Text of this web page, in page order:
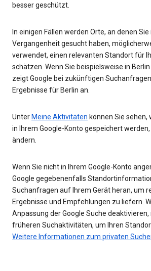
besser geschützt.
In einigen Fällen werden Orte, an denen Sie
Vergangenheit gesucht haben,
verwendet, einen relevanten Standort für
schätzen. Wenn Sie beispielsweise in
zeigt Google bei zukünftigen
Ergebnisse für Berlin an.
UnterMeine Aktivitäten können Sie
in Ihrem Google-Konto gespeichert
ändern.
Wenn Sie nicht in Ihrem Google-Konto
Google gegebenenfalls
Suchanfragen auf Ihrem Gerät heran, um
Ergebnisse und Empfehlungen zu liefern.
Anpassung der Google Suche
früheren Suchaktivitäten, um Ihren
Weitere Informationen zum privaten